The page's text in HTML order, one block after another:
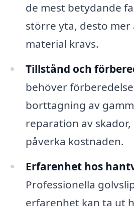
de mest betydande
större yta, desto
material krävs.
Tillstånd och
behöver
borttagning av
reparation av
påverka kostnaden.
Erfarenhet hos
Professionella
erfarenhet kan ta ut